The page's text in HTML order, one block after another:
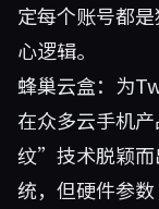
定每个账号都
心逻辑。
蜂巢云盒：为
在众多云手机产
纹”技术脱颖而
统，但硬件参数